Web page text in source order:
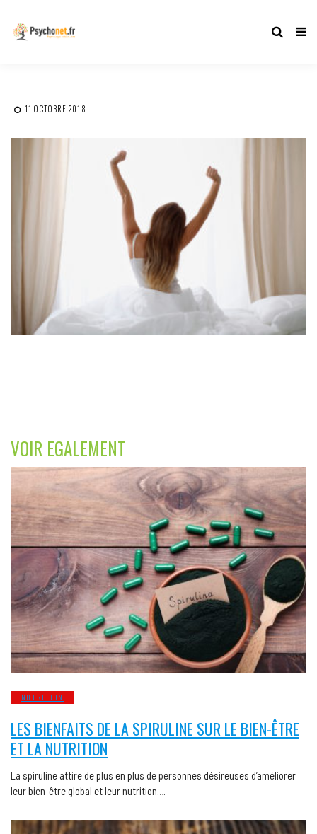
11 OCTOBRE 2018
VOIR EGALEMENT
NUTRITION
LES BIENFAITS DE LA SPIRULINE SUR LE BIEN-ÊTRE
ET LA NUTRITION
La spiruline attire de plus en plus de personnes désireuses d’améliorer
leur bien-être global et leur nutrition….